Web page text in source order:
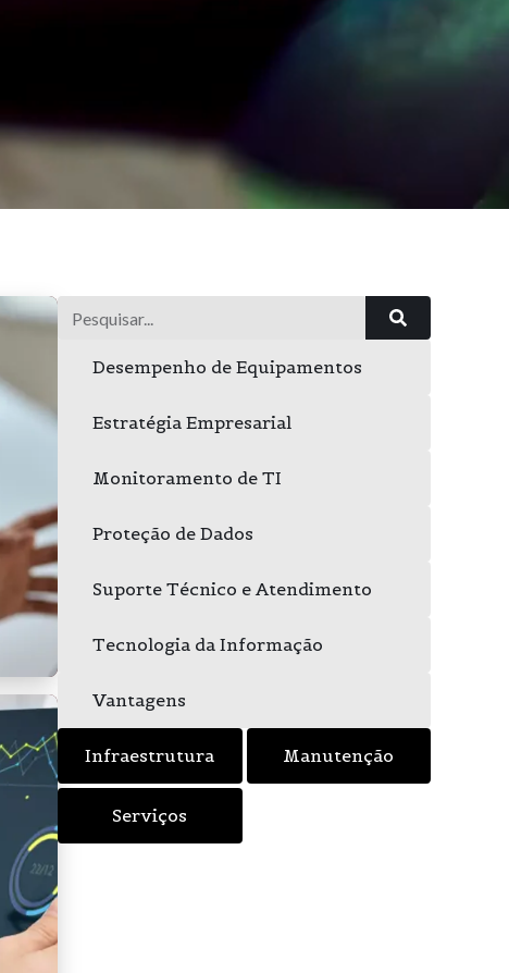
Desempenho de Equipamentos
Estratégia Empresarial
Monitoramento de TI
Proteção de Dados
Suporte Técnico e Atendimento
Tecnologia da Informação
Vantagens
Infraestrutura Manutenção
Serviços